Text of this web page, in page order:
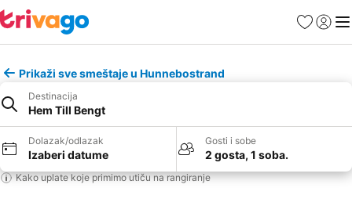
FavoritiPrijavi
Prikaži sve smeštaje u Hunnebostrand
Destinacija
Hem Till Bengt
Dolazak/odlazak
Izaberi datume
Gosti i sobe
2 gosta, 1 soba.
Kako uplate koje primimo utiču na rangiranje